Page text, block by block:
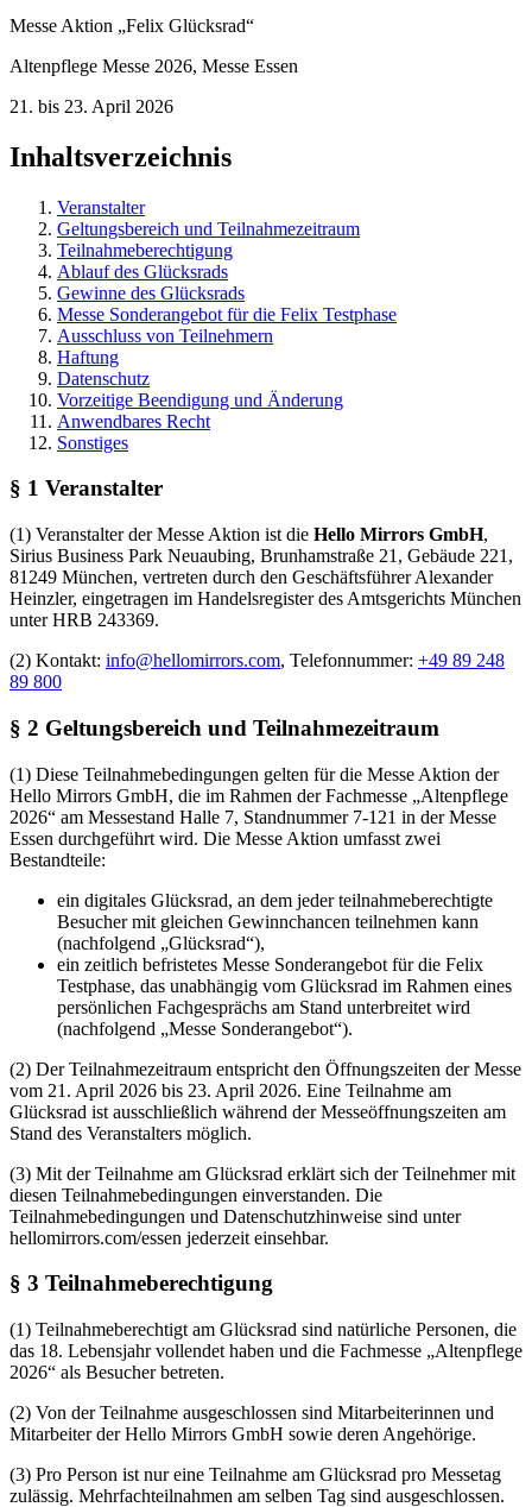
Messe Aktion „Felix Glücksrad“
Altenpflege Messe 2026, Messe Essen
21. bis 23. April 2026
Inhaltsverzeichnis
Veranstalter
Geltungsbereich und Teilnahmezeitraum
Teilnahmeberechtigung
Ablauf des Glücksrads
Gewinne des Glücksrads
Messe Sonderangebot für die Felix Testphase
Ausschluss von Teilnehmern
Haftung
Datenschutz
Vorzeitige Beendigung und Änderung
Anwendbares Recht
Sonstiges
§ 1 Veranstalter
(1) Veranstalter der Messe Aktion ist die Hello Mirrors GmbH,
Sirius Business Park Neuaubing, Brunhamstraße 21, Gebäude 221,
81249 München, vertreten durch den Geschäftsführer Alexander
Heinzler, eingetragen im Handelsregister des Amtsgerichts München
unter HRB 243369.
(2) Kontakt: info@hellomirrors.com, Telefonnummer: +49 89 248
89 800
§ 2 Geltungsbereich und Teilnahmezeitraum
(1) Diese Teilnahmebedingungen gelten für die Messe Aktion der
Hello Mirrors GmbH, die im Rahmen der Fachmesse „Altenpflege
2026“ am Messestand Halle 7, Standnummer 7-121 in der Messe
Essen durchgeführt wird. Die Messe Aktion umfasst zwei
Bestandteile:
ein digitales Glücksrad, an dem jeder teilnahmeberechtigte
Besucher mit gleichen Gewinnchancen teilnehmen kann
(nachfolgend „Glücksrad“),
ein zeitlich befristetes Messe Sonderangebot für die Felix
Testphase, das unabhängig vom Glücksrad im Rahmen eines
persönlichen Fachgesprächs am Stand unterbreitet wird
(nachfolgend „Messe Sonderangebot“).
(2) Der Teilnahmezeitraum entspricht den Öffnungszeiten der Messe
vom 21. April 2026 bis 23. April 2026. Eine Teilnahme am
Glücksrad ist ausschließlich während der Messeöffnungszeiten am
Stand des Veranstalters möglich.
(3) Mit der Teilnahme am Glücksrad erklärt sich der Teilnehmer mit
diesen Teilnahmebedingungen einverstanden. Die
Teilnahmebedingungen und Datenschutzhinweise sind unter
hellomirrors.com/essen jederzeit einsehbar.
§ 3 Teilnahmeberechtigung
(1) Teilnahmeberechtigt am Glücksrad sind natürliche Personen, die
das 18. Lebensjahr vollendet haben und die Fachmesse „Altenpflege
2026“ als Besucher betreten.
(2) Von der Teilnahme ausgeschlossen sind Mitarbeiterinnen und
Mitarbeiter der Hello Mirrors GmbH sowie deren Angehörige.
(3) Pro Person ist nur eine Teilnahme am Glücksrad pro Messetag
zulässig. Mehrfachteilnahmen am selben Tag sind ausgeschlossen.